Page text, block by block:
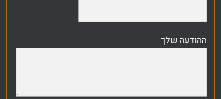
ההודעה שלך